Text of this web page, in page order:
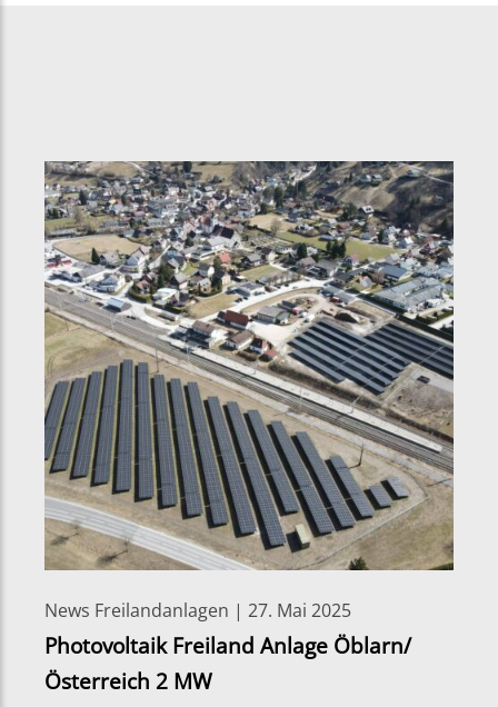
News Freilandanlagen | 27. Mai 2025
Photovoltaik Freiland Anlage Öblarn/
Österreich 2 MW